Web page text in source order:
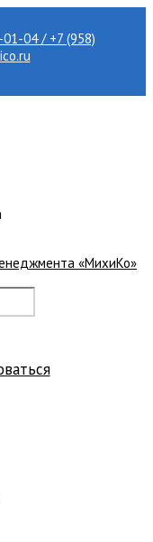
04 / +7 (958)